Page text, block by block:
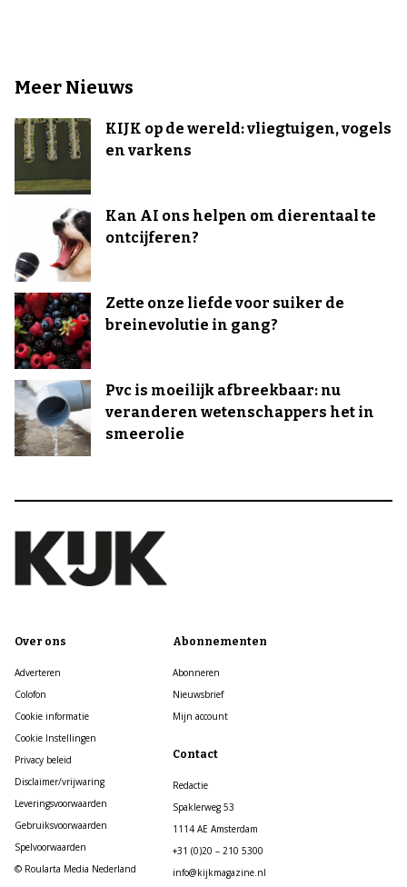
Meer Nieuws
KIJK op de wereld: vliegtuigen, vogels
en varkens
Kan AI ons helpen om dierentaal te
ontcijferen?
Zette onze liefde voor suiker de
breinevolutie in gang?
Pvc is moeilijk afbreekbaar: nu
veranderen wetenschappers het in
smeerolie
Over ons
Adverteren
Colofon
Cookie informatie
Cookie Instellingen
Privacy beleid
Disclaimer/vrijwaring
Leveringsvoorwaarden
Gebruiksvoorwaarden
Spelvoorwaarden
© Roularta Media Nederland
Abonnementen
Abonneren
Nieuwsbrief
Mijn account
Contact
Redactie
Spaklerweg 53
1114 AE Amsterdam
+31 (0)20 – 210 5300
info@kijkmagazine.nl